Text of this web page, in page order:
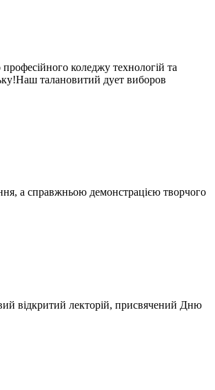
коледжу технологій та
талановитий дует виборов
а справжньою демонстрацією творчого
відкритий лекторій, присвячений Дню